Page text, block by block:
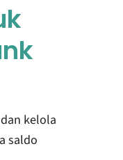
kelola
saldo